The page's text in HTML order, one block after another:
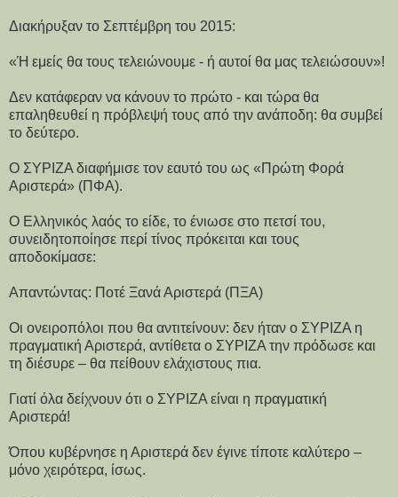
Διακήρυξαν το Σεπτέμβρη του 2015:
«Ή εμείς θα τους τελειώνουμε - ή αυτοί θα μας τελειώσουν»!
Δεν κατάφεραν να κάνουν το πρώτο - και τώρα θα
επαληθευθεί η πρόβλεψή τους από την ανάποδη: θα συμβεί
το δεύτερο.
Ο ΣΥΡΙΖΑ διαφήμισε τον εαυτό του ως «Πρώτη Φορά
Αριστερά» (ΠΦΑ).
Ο Ελληνικός λαός το είδε, το ένιωσε στο πετσί του,
συνειδητοποίησε περί τίνος πρόκειται και τους
αποδοκίμασε:
Απαντώντας: Ποτέ Ξανά Αριστερά (ΠΞΑ)
Οι ονειροπόλοι που θα αντιτείνουν: δεν ήταν ο ΣΥΡΙΖΑ η
πραγματική Αριστερά, αντίθετα ο ΣΥΡΙΖΑ την πρόδωσε και
τη διέσυρε – θα πείθουν ελάχιστους πια.
Γιατί όλα δείχνουν ότι ο ΣΥΡΙΖΑ είναι η πραγματική
Αριστερά!
Όπου κυβέρνησε η Αριστερά δεν έγινε τίποτε καλύτερο –
μόνο χειρότερα, ίσως.